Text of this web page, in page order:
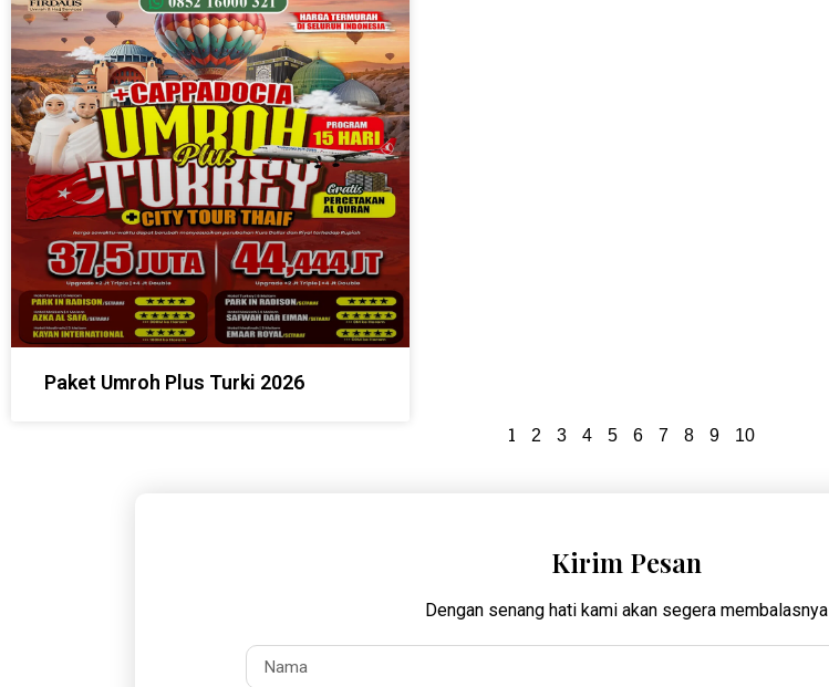
Paket Umroh Plus Turki 2026
1 2 3 4 5 6 7 8 9 10
Kirim Pesan
Dengan senang hati kami akan segera membalasnya